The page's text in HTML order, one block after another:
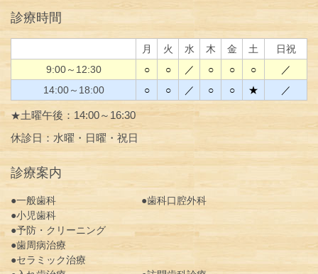
診療時間
月 火 水 木 金 土
日祝
9:00～12:30
○ ○ ／ ○ ○ ○
／
14:00～18:00
○ ○ ／ ○ ○ ★ ／
★土曜午後：14:00～16:30
休診日：水曜・日曜・祝日
診療案内
●一般歯科 ●歯科口腔外科
●小児歯科
●予防・クリーニング
●歯周病治療
●セラミック治療